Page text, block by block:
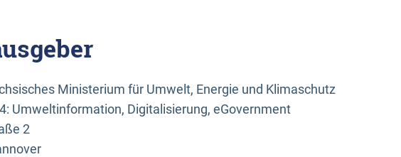
Ministerium für Umwelt, Energie und Klimaschutz
Umweltinformation, Digitalisierung, eGovernment
2